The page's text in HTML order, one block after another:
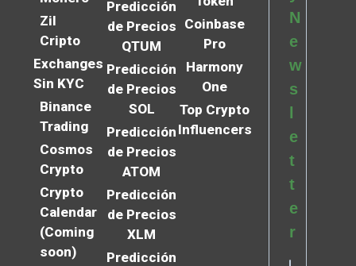
Zil
Cripto
Exchanges
Sin KYC
Binance
Trading
Cosmos
Crypto
Crypto
Calendar
(Coming
soon)
Predicción
de Precios
QTUM
Predicción
de Precios
SOL
Predicción
de Precios
ATOM
Predicción
de Precios
XLM
Predicción
Coinbase
Pro
Harmony
One
Top Crypto
Influencers
N
e
w
s
l
e
t
t
e
r